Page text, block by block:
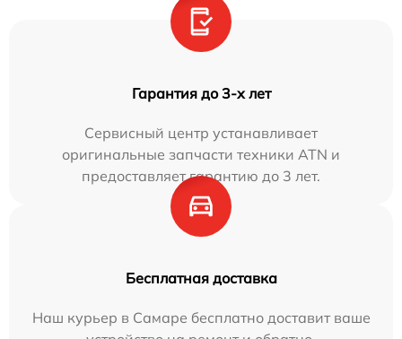
Гарантия до 3-х лет
Сервисный центр устанавливает
оригинальные запчасти техники ATN и
предоставляет гарантию до 3 лет.
Бесплатная доставка
Наш курьер в Самаре бесплатно доставит ваше